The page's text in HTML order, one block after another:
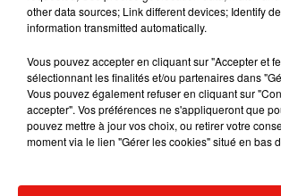
Mundo Latino
other data sources; Link different devices; Identify
information transmitted automatically.
Vous pouvez accepter en cliquant sur "Accepter et
sélectionnant les finalités et/ou partenaires dans
Vous pouvez également refuser en cliquant sur
accepter". Vos préférences ne s'appliqueront que
pouvez mettre à jour vos choix, ou retirer votre
moment via le lien "Gérer les cookies" situé en bas